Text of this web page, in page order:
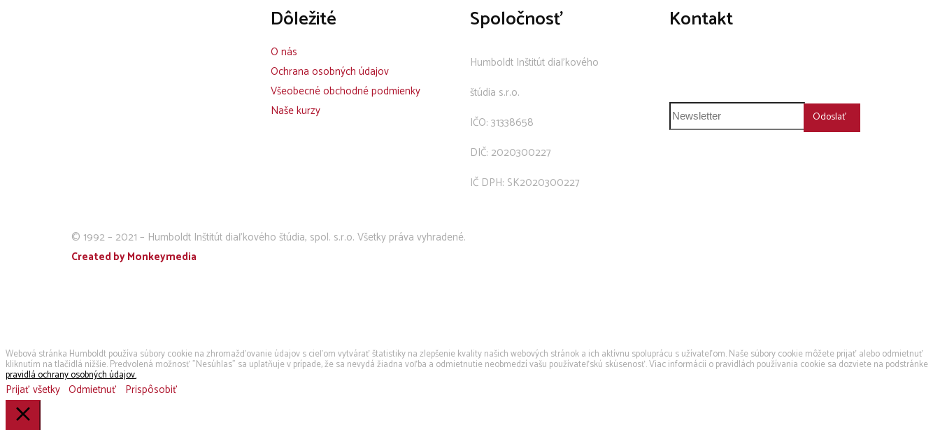
Dôležité
O nás
Ochrana osobných údajov
Všeobecné obchodné podmienky
Naše kurzy
Spoločnosť
Humboldt Inštitút diaľkového
štúdia s.r.o.
IČO: 31338658
DIČ: 2020300227
IČ DPH: SK2020300227
Kontakt
Odoslať
© 1992 – 2021 – Humboldt Inštitút diaľkového štúdia, spol. s.r.o. Všetky práva vyhradené.
Created by Monkeymedia
Webová stránka Humboldt používa súbory cookie na zhromažďovanie údajov s cieľom vytvárať štatistiky na zlepšenie kvality našich webových stránok a ich aktívnu spoluprácu s užívateľom. Naše súbory cookie môžete prijať alebo odmietnuť
kliknutím na tlačidlá nižšie. Predvolená možnosť "Nesúhlas" sa uplatňuje v prípade, že sa nevydá žiadna voľba a odmietnutie neobmedzí vašu používateľskú skúsenosť. Viac informácii o pravidlách používania cookie sa dozviete na podstránke
pravidlá ochrany osobných údajov.
Prijať všetky Odmietnuť Prispôsobiť